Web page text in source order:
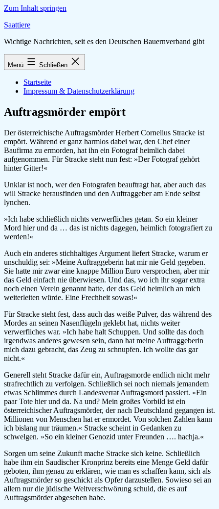
Zum Inhalt springen
Saattiere
Wichtige Nachrichten, seit es den Deutschen Bauernverband gibt
Menü Schließen
Startseite
Impressum & Datenschutzerklärung
Auftragsmörder empört
Der österreichische Auftragsmörder Herbert Cornelius Stracke ist
empört. Während er ganz harmlos dabei war, den Chef einer
Baufirma zu ermorden, hat ihn ein Fotograf heimlich dabei
aufgenommen. Für Stracke steht nun fest: »Der Fotograf gehört
hinter Gitter!«
Unklar ist noch, wer den Fotografen beauftragt hat, aber auch das
will Stracke herausfinden und den Auftraggeber am Ende selbst
lynchen.
»Ich habe schließlich nichts verwerfliches getan. So ein kleiner
Mord hier und da … das ist nichts dagegen, heimlich fotografiert zu
werden!«
Auch ein anderes stichhaltiges Argument liefert Stracke, warum er
unschuldig sei: »Meine Auftraggeberin hat mir nie Geld gegeben.
Sie hatte mir zwar eine knappe Million Euro versprochen, aber mir
das Geld einfach nie überwiesen. Und das, wo ich ihr sogar extra
noch einen Verein genannt hatte, der das Geld heimlich an mich
weiterleiten würde. Eine Frechheit sowas!«
Für Stracke steht fest, dass auch das weiße Pulver, das während des
Mordes an seinen Nasenflügeln geklebt hat, nichts weiter
verwerfliches war. »Ich habe halt Schuppen. Und sollte das doch
irgendwas anderes gewesen sein, dann hat meine Auftraggeberin
mich dazu gebracht, das Zeug zu schnupfen. Ich wollte das gar
nicht.«
Generell steht Stracke dafür ein, Auftragsmorde endlich nicht mehr
strafrechtlich zu verfolgen. Schließlich sei noch niemals jemandem
etwas Schlimmes durch Landesverrat Auftragsmord passiert. »Ein
paar Tote hier und da. Na und? Mein großes Vorbild ist ein
österreichischer Auftragsmörder, der nach Deutschland gegangen ist.
Millionen von Menschen hat er ermordet. Von solchen Zahlen kann
ich bislang nur träumen.« Stracke scheint in Gedanken zu
schwelgen. »So ein kleiner Genozid unter Freunden …. hachja.«
Sorgen um seine Zukunft mache Stracke sich keine. Schließlich
habe ihm ein Saudischer Kronprinz bereits eine Menge Geld dafür
geboten, ihm genau zu erklären, wie man es schaffen kann, sich als
Auftragsmörder so geschickt als Opfer darzustellen. Sowieso sei an
allem nur die jüdische Weltverschwörung schuld, die es auf
Auftragsmörder abgesehen habe.